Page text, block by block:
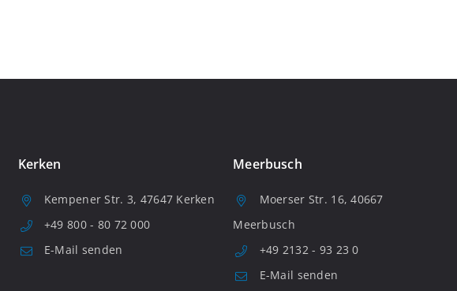
Kerken
Kempener Str. 3, 47647 Kerken
+49 800 - 80 72 000
E-Mail senden
Meerbusch
Moerser Str. 16, 40667
Meerbusch
+49 2132 - 93 23 0
E-Mail senden